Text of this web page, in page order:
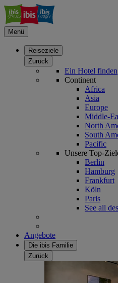
Menü
Reiseziele
Zurück
Ein Hotel finden
Continent
Africa
Asia
Europe
Middle-
North
South
Pacific
Unsere Top-
Berlin
Hamburg
Frankfurt
Köln
Paris
See all
Angebote
Die ibis Familie
Zurück